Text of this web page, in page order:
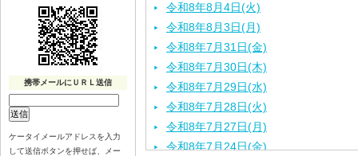
令和8年8月4日(火)
令和8年8月3日(月)
令和8年7月31日(金)
令和8年7月30日(木)
令和8年7月29日(水)
令和8年7月28日(火)
令和8年7月27日(月)
令和8年7月24日(金)
携帯メールにＵＲＬ送信
ケータイメールアドレスを入力
して送信ボタンを押せば、メー